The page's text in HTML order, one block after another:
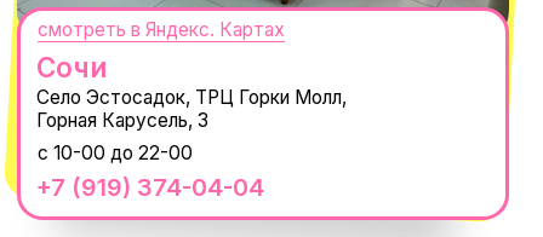
WhatsApp
8 800 550-06-92
macrocosm_store@mail.ru
КОНТАКТЫ
Оплата долями
Вакансии
Реквизиты
Магазины
Наши путешествия